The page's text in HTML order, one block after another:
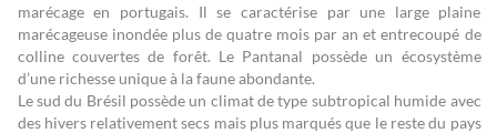
marécage en portugais. Il se caractérise par une large plaine
marécageuse inondée plus de quatre mois par an et entrecoupé de
colline couvertes de forêt. Le Pantanal possède un écosystème
d’une richesse unique à la faune abondante.
Le sud du Brésil possède un climat de type subtropical humide avec
des hivers relativement secs mais plus marqués que le reste du pays